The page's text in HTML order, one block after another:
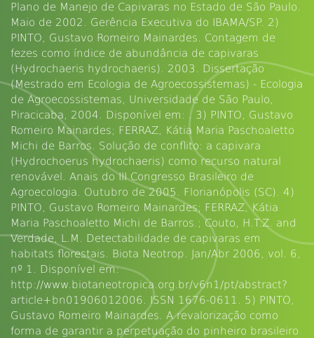
Plano de Manejo de Capivaras no Estado de São Paulo.
Maio de 2002. Gerência Executiva do IBAMA/SP. 2)
PINTO, Gustavo Romeiro Mainardes. Contagem de
fezes como índice de abundância de capivaras
(Hydrochaeris hydrochaeris). 2003. Dissertação
(Mestrado em Ecologia de Agroecossistemas) - Ecologia
de Agroecossistemas, Universidade de São Paulo,
Piracicaba, 2004. Disponível em: . 3) PINTO, Gustavo
Romeiro Mainardes; FERRAZ, Kátia Maria Paschoaletto
Michi de Barros. Solução de conflito: a capivara
(Hydrochoerus hydrochaeris) como recurso natural
renovável. Anais do III Congresso Brasileiro de
Agroecologia. Outubro de 2005. Florianópolis (SC). 4)
PINTO, Gustavo Romeiro Mainardes; FERRAZ, Kátia
Maria Paschoaletto Michi de Barros.; Couto, H.T.Z. and
Verdade, L.M. Detectabilidade de capivaras em
habitats florestais. Biota Neotrop. Jan/Abr 2006, vol. 6,
nº 1. Disponível em:
http://www.biotaneotropica.org.br/v6n1/pt/abstract?
article+bn01906012006. ISSN 1676-0611. 5) PINTO,
Gustavo Romeiro Mainardes. A revalorização como
forma de garantir a perpetuação do pinheiro brasileiro